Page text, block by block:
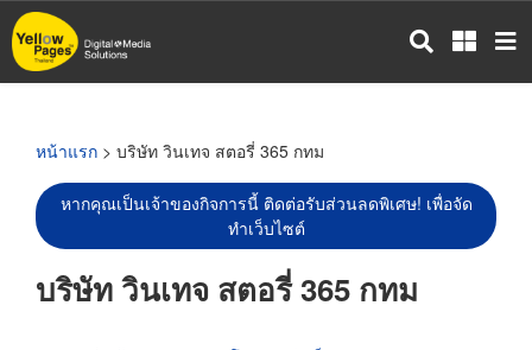
ข้าม
ไป
หน้าแรก > บริษัท วินเทจ สตอรี่ 365 กทม
หากคุณเป็นเจ้าของกิจการนี้ ติดต่อรับส่วนลดพิเศษ! เพื่อจัด
ทำเว็บไซต์
บริษัท วินเทจ สตอรี่ 365 กทม